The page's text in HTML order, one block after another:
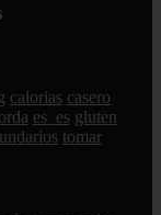
calorias casero
es_es gluten
tomar